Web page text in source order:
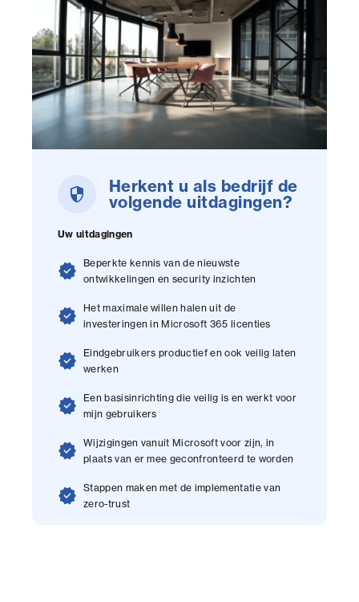
security
Herkent u als bedrijf de
volgende uitdagingen?
Uw uitdagingen
verified
Beperkte kennis van de nieuwste
ontwikkelingen en security inzichten
verified
Het maximale willen halen uit de
investeringen in Microsoft 365 licenties
verified
Eindgebruikers productief en ook veilig laten
werken
verified
Een basisinrichting die veilig is en werkt voor
mijn gebruikers
verified Wijzigingen vanuit Microsoft voor zijn, in
plaats van er mee geconfronteerd te worden
verified Stappen maken met de implementatie van
zero-trust